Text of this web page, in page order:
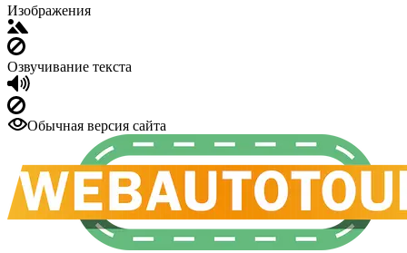
Изображения
Озвучивание текста
Обычная версия сайта